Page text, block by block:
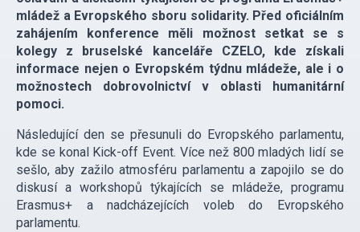
mládež a Evropského sboru solidarity. Před oficiálním
zahájením konference měli možnost setkat se s
kolegy z bruselské kanceláře CZELO, kde získali
informace nejen o Evropském týdnu mládeže, ale i o
možnostech dobrovolnictví v oblasti humanitární
pomoci.
Následující den se přesunuli do Evropského parlamentu,
kde se konal Kick-off Event. Více než 800 mladých lidí se
sešlo, aby zažilo atmosféru parlamentu a zapojilo se do
diskusí a workshopů týkajících se mládeže, programu
Erasmus+ a nadcházejících voleb do Evropského
parlamentu.